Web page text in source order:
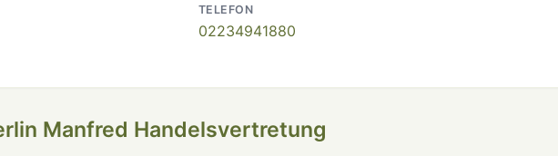
TELEFON
02234941880
Manfred Handelsvertretung